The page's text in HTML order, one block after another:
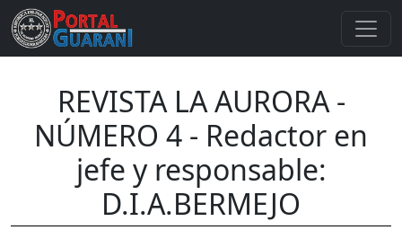
REVISTA LA AURORA -
NÚMERO 4 - Redactor en
jefe y responsable:
D.I.A.BERMEJO